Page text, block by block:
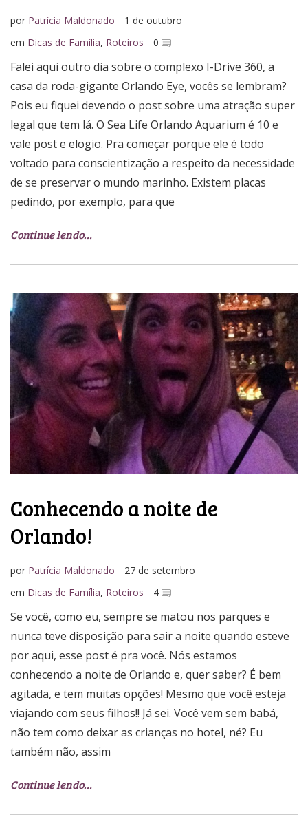
por Patrícia Maldonado
1 de outubro
em Dicas de Família, Roteiros 0
Falei aqui outro dia sobre o complexo I-Drive 360, a
casa da roda-gigante Orlando Eye, vocês se lembram?
Pois eu fiquei devendo o post sobre uma atração super
legal que tem lá. O Sea Life Orlando Aquarium é 10 e
vale post e elogio. Pra começar porque ele é todo
voltado para conscientização a respeito da necessidade
de se preservar o mundo marinho. Existem placas
pedindo, por exemplo, para que
Continue lendo…
Conhecendo a noite de
Orlando!
por Patrícia Maldonado
27 de setembro
em Dicas de Família, Roteiros 4
Se você, como eu, sempre se matou nos parques e
nunca teve disposição para sair a noite quando esteve
por aqui, esse post é pra você. Nós estamos
conhecendo a noite de Orlando e, quer saber? É bem
agitada, e tem muitas opções! Mesmo que você esteja
viajando com seus filhos!! Já sei. Você vem sem babá,
não tem como deixar as crianças no hotel, né? Eu
também não, assim
Continue lendo…